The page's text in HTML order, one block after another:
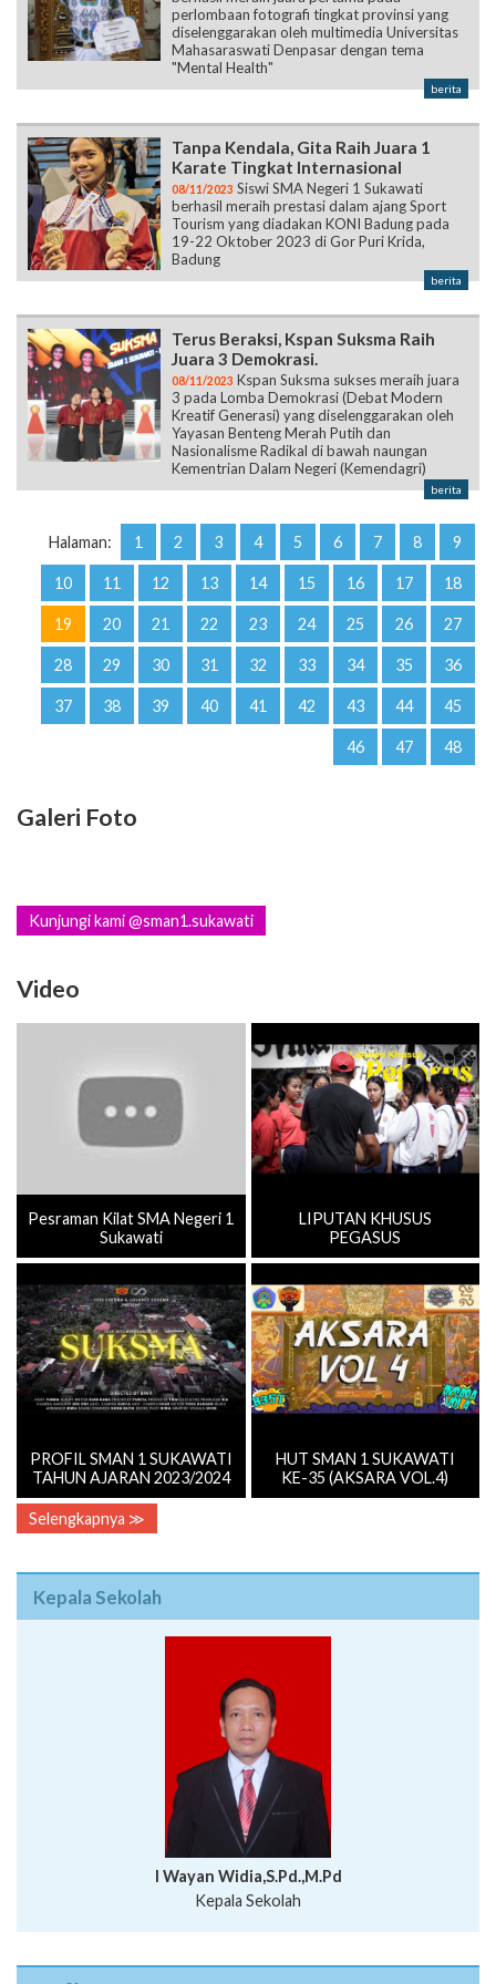
perlombaan fotografi tingkat provinsi yang
diselenggarakan oleh multimedia Universitas
Mahasaraswati Denpasar dengan tema
"Mental Health"
berita
Tanpa Kendala, Gita Raih Juara 1
Karate Tingkat Internasional
08/11/2023 Siswi SMA Negeri 1 Sukawati
berhasil meraih prestasi dalam ajang Sport
Tourism yang diadakan KONI Badung pada
19-22 Oktober 2023 di Gor Puri Krida,
Badung
berita
Terus Beraksi, Kspan Suksma Raih
Juara 3 Demokrasi.
08/11/2023 Kspan Suksma sukses meraih juara
3 pada Lomba Demokrasi (Debat Modern
Kreatif Generasi) yang diselenggarakan oleh
Yayasan Benteng Merah Putih dan
Nasionalisme Radikal di bawah naungan
Kementrian Dalam Negeri (Kemendagri)
berita
Halaman: 1 2 3 4 5 6 7 8 9
10 11 12 13 14 15 16 17 18
19 20 21 22 23 24 25 26 27
28 29 30 31 32 33 34 35 36
37 38 39 40 41 42 43 44 45
46 47 48
Galeri Foto
Kunjungi kami @sman1.sukawati
Video
Pesraman Kilat SMA Negeri 1
Sukawati
LIPUTAN KHUSUS
PEGASUS
PROFIL SMAN 1 SUKAWATI
TAHUN AJARAN 2023/2024
HUT SMAN 1 SUKAWATI
KE-35 (AKSARA VOL.4)
Selengkapnya ≫
Kepala Sekolah
I Wayan Widia,S.Pd.,M.Pd
Kepala Sekolah